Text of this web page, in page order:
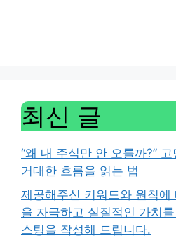
최신 글
“왜 내 주식만 안 오를까?”
거대한 흐름을 읽는 법
제공해주신 키워드와 원칙에
을 자극하고 실질적인 가치
스팅을 작성해 드립니다.